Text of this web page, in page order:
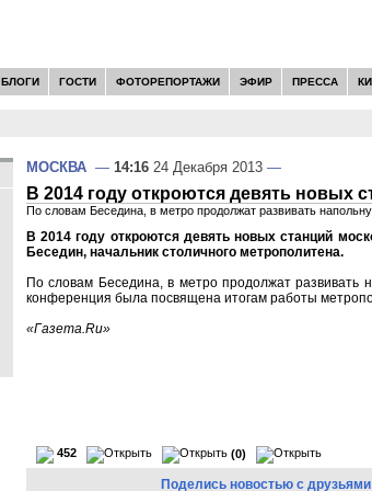
БЛОГИ ГОСТИ ФОТОРЕПОРТАЖИ ЭФИР ПРЕССА
МОСКВА — 14:16 24 Декабря 2013 —
В 2014 году откроются девять новых
По словам Беседина, в метро продолжат развивать
В 2014 году откроются девять новых станций
Беседин, начальник столичного метрополитена.
По словам Беседина, в метро продолжат развивать
конференция была посвящена итогам работы
«Газета.Ru»
452 (0)
Поделись новостью с